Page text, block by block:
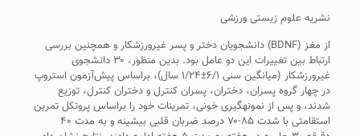
نشریه علوم زیستی ورزشی
از مغز (BDNF) دانشجویان دختر و پسر غیرورزشکار و همچنین بررسی
ارتباط بین تغییرات این دو عامل بود. بدین منظور، ۳۰ دانشجوی
غیرورزشکار (میانگین سنی ۶/۱±۱/۲۴ سال)، براساس پیش‌آزمون استروپ
در چهار گروه پسران، دختران، پسران کنترل و دختران کنترل، توزیع
شدند، و پس از نمونه­گیری خونی، تمرینات خود را براساس پروتکل تمرین
استقامتی با شدت ۸۵-۷۰ درصد ضربان قلبی بیشینه و به مدت ۴۰